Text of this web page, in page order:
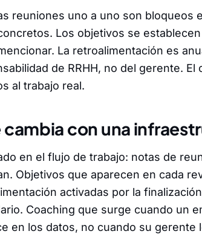
reuniones uno a uno son bloqueos
Los objetivos se
La retroalimentación es
de RRHH, no del gerente.
al trabajo real.
cambia con una
en el flujo de trabajo: notas de
Objetivos que aparecen en cada
activadas por la
Coaching que surge cuando un
en los datos, no cuando su gerente